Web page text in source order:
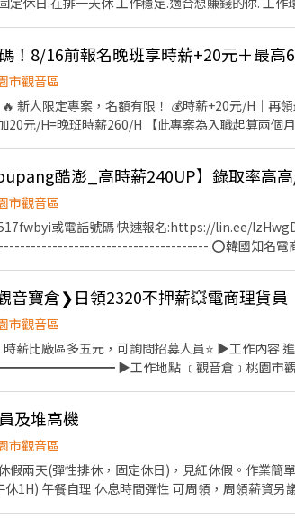
市觀音區
新人限定專案，名額有限！ 💰時薪+20元/H｜再
薪260/H 【此專案為入職起算兩個月】 📌 領取條件 ✔ 第一個月出勤率85%以上
、上架、退貨 ⏰ 工作時間 日班：08:00–17:00 晚班：18:00–03:00 💰 薪資待
機津貼 20元 （需通過訓練） 📅 休假制度 排休制，每月 8–10 天 🎁 工作福利 1.免費
多條免費交通車路線，通勤免煩惱 📲 應徵方式 加 官方ID 報名 ➜ @446nvivi ☎ 聯絡
📩 報名格式：【姓名＋電話＋職缺截圖】
市觀音區
或電話號碼 快速報名:https://lin.ee/
⭕韓國知名電商
機津貼20 (需通過訓練) ✅【是否須配合加班】:視
✅【工作地點】： TAO5：桃園市觀音區寶倉街
動式久站 ✅【工作福利】 1廠區有工業大電風扇，
4廠區機車停車免費 ⭐️接駁車 ❤️詳細交通車路線可
pages/responsepageaspx?
音寶倉❯日領2320不押薪💥電商理貨員
市觀音區
時薪比廠區多五元，可詢問招募人員⭐ ▶工作內容
▶工作地點 ﹝觀音倉﹞桃園市觀音
▶公司福利 ⭐月時數達標獎金、不定期單天
人員獎金 ⭐日領薪不押不扣，不要再問惹
建華人力-小安，要加小老鼠喔～ 或直
及堆高機
市觀音區
性排休，固定休日)，見紅休假。作業簡單，容易上手。 驗版作業人員數
1H) 午餐自理 休息時間彈性 可周領，周領薪資另